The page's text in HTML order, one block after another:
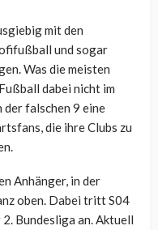
mit den
und sogar
Was die meisten
dabei nicht im
der falschen 9 eine
die ihre Clubs zu
Anhänger, in der
oben. Dabei tritt S04
Bundesliga an. Aktuell